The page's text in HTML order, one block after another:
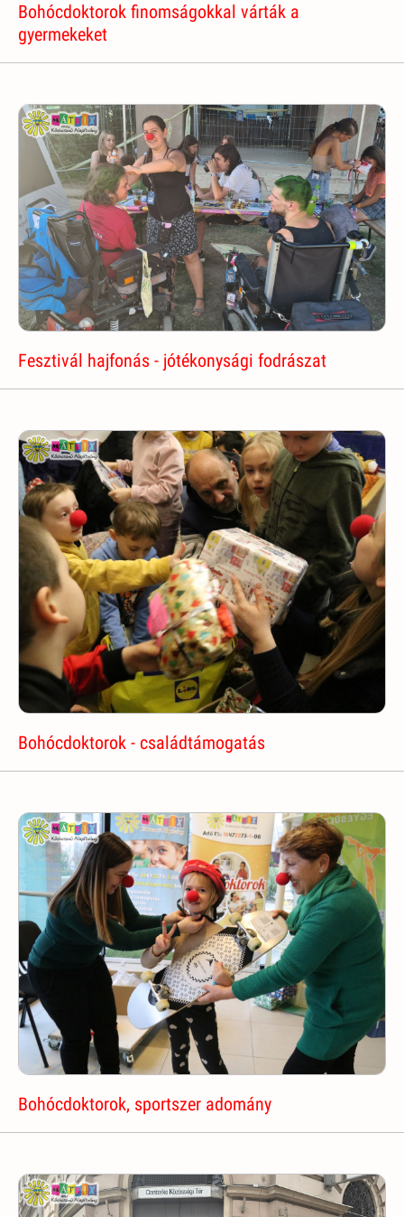
Bohócdoktorok finomságokkal várták a
gyermekeket
Fesztivál hajfonás - jótékonysági fodrászat
Bohócdoktorok - családtámogatás
Bohócdoktorok, sportszer adomány